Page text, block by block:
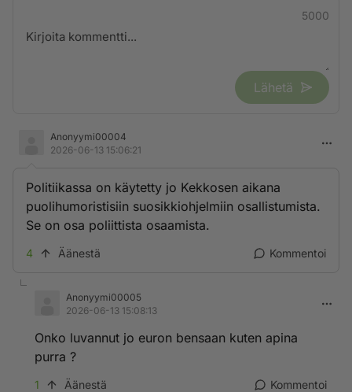
5000
Lähetä
Anonyymi00004
2026-06-13 15:06:21
Politiikassa on käytetty jo Kekkosen aikana
puolihumoristisiin suosikkiohjelmiin osallistumista.
Se on osa poliittista osaamista.
4 Äänestä Kommentoi
Anonyymi00005
2026-06-13 15:08:13
Onko luvannut jo euron bensaan kuten apina
purra ?
1 Äänestä Kommentoi